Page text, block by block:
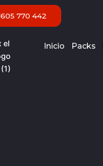
605 770 442
Inicio Packs